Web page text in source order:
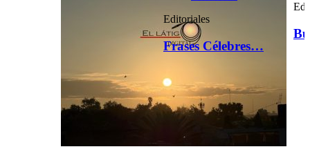
Editoriales
Frases Célebres…